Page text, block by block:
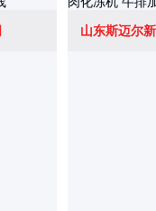
山东斯迈尔